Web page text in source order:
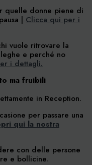
quelle donne piene di
| Clicca qui per i
vuole ritrovare la
e perché no
i dettagli.
ma fruibili
in Reception.
per passare una
qui la nostra
con delle persone
e bollicine.